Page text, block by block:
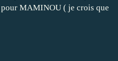
MAMINOU ( je crois que